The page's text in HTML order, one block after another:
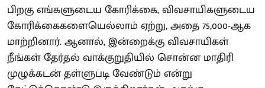
பிறகு எங்களுடைய கோரிக்கை, விவசாயிகளுடைய
கோரிக்கைகளையெல்லாம் ஏற்று, அதை 75,000-ஆக
மாற்றினார். ஆனால், இன்றைக்கு விவசாயிகள்
நீங்கள் தேர்தல் வாக்குறுதியில் சொன்ன மாதிரி
முழுக்கடன் தள்ளுபடி வேண்டும் என்று